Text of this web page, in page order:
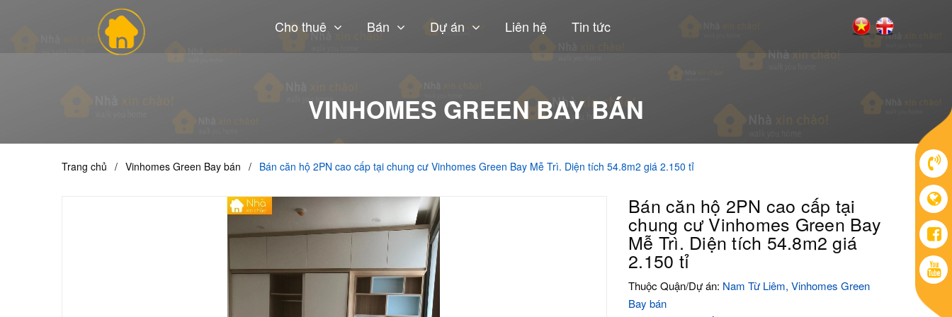
Cho thuê Bán Dự án Liên hệ Tin tức
VINHOMES GREEN BAY BÁN
Trang chủ / Vinhomes Green Bay bán / Bán căn hộ 2PN cao cấp tại chung cư Vinhomes Green Bay Mễ Trì. Diện tích 54.8m2 giá 2.150 tỉ
Bán căn hộ 2PN cao cấp tại
chung cư Vinhomes Green Bay
Mễ Trì. Diện tích 54.8m2 giá
2.150 tỉ
Thuộc Quận/Dự án: Nam Từ Liêm, Vinhomes Green
Bay bán